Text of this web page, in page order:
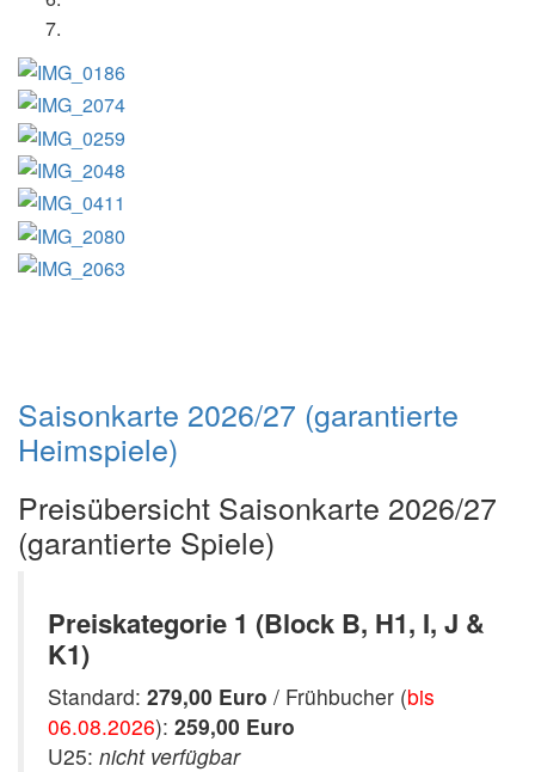
Saisonkarte 2026/27 (garantierte
Heimspiele)
Preisübersicht Saisonkarte 2026/27
(garantierte Spiele)
Preiskategorie 1 (Block B, H1, I, J &
K1)
Standard: 279,00 Euro / Frühbucher (bis
06.08.2026): 259,00 Euro
U25: nicht verfügbar